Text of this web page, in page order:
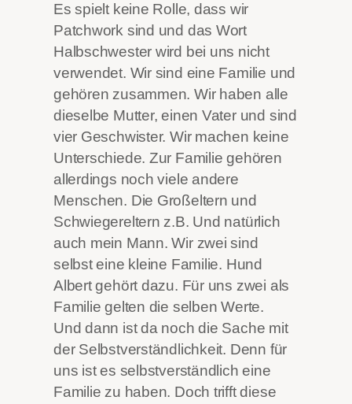
Es spielt keine Rolle, dass wir
Patchwork sind und das Wort
Halbschwester wird bei uns nicht
verwendet. Wir sind eine Familie und
gehören zusammen. Wir haben alle
dieselbe Mutter, einen Vater und sind
vier Geschwister. Wir machen keine
Unterschiede. Zur Familie gehören
allerdings noch viele andere
Menschen. Die Großeltern und
Schwiegereltern z.B. Und natürlich
auch mein Mann. Wir zwei sind
selbst eine kleine Familie. Hund
Albert gehört dazu. Für uns zwei als
Familie gelten die selben Werte.
Und dann ist da noch die Sache mit
der Selbstverständlichkeit. Denn für
uns ist es selbstverständlich eine
Familie zu haben. Doch trifft diese